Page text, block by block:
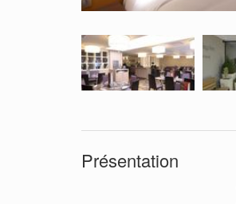
Présentation